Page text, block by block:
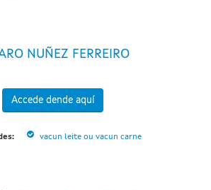
NUÑEZ FERREIRO
Accede dende aquí
vacun leite ou vacun carne